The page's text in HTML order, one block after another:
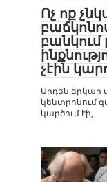
Ոչ ոք
չէին
Արդեն երկար
կենտրոնում
կարծում էի,